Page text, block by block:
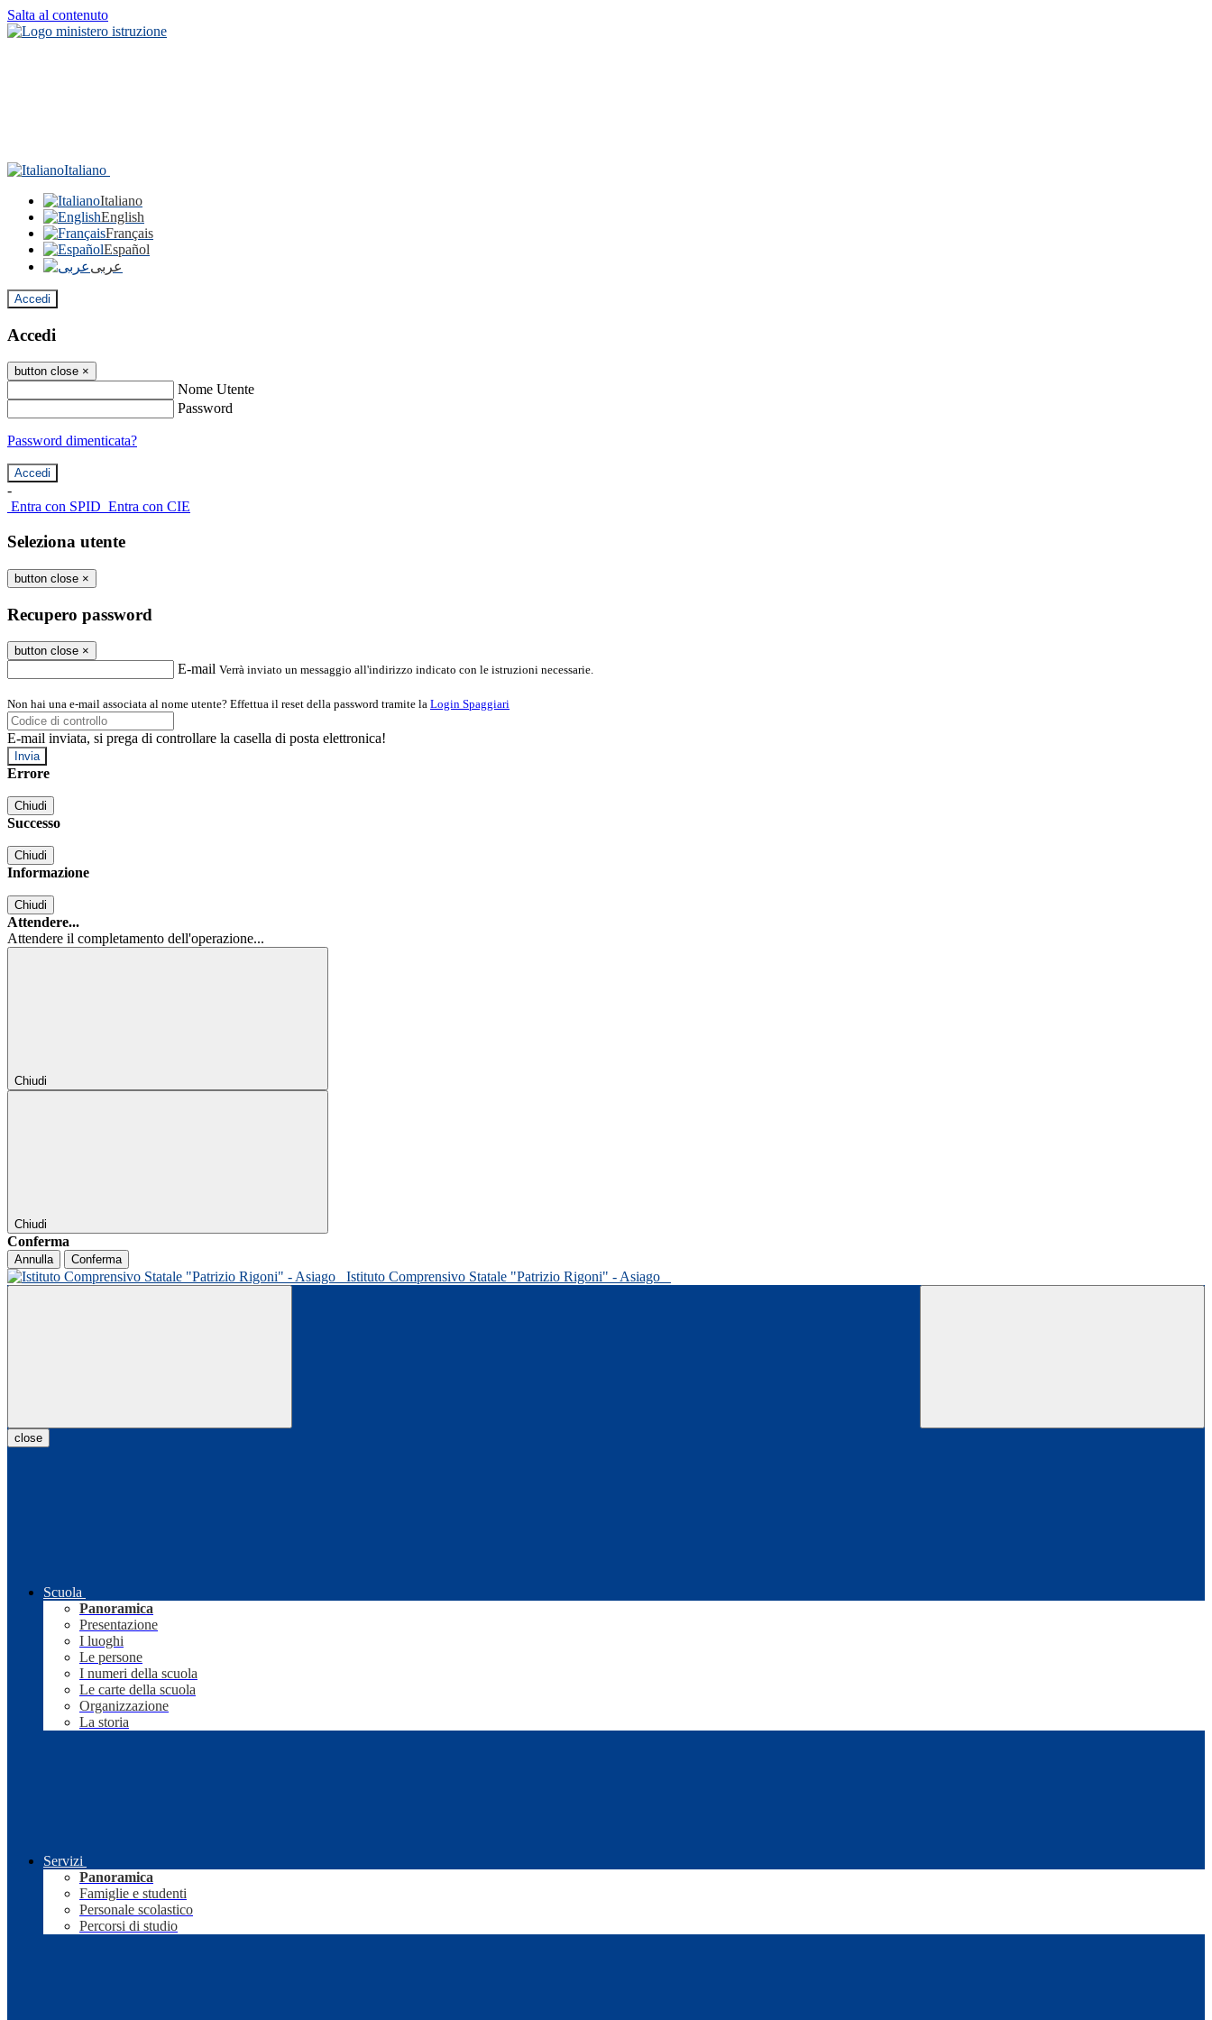
Salta al contenuto
Italiano
Italiano
English
Français
Español
عربى
Accedi
Accedi
button close ×
Nome Utente
Password
Password dimenticata?
-
Entra con SPID Entra con CIE
Seleziona utente
button close ×
Recupero password
button close ×
E-mail Verrà inviato un messaggio all'indirizzo indicato con le istruzioni necessarie.
Non hai una e-mail associata al nome utente? Effettua il reset della password tramite la Login Spaggiari
E-mail inviata, si prega di controllare la casella di posta elettronica!
Errore
Chiudi
Successo
Chiudi
Informazione
Chiudi
Attendere...
Attendere il completamento dell'operazione...
Chiudi
Chiudi
Conferma
Annulla Conferma
Istituto Comprensivo Statale "Patrizio Rigoni" - Asiago
close
Scuola
Panoramica
Presentazione
I luoghi
Le persone
I numeri della scuola
Le carte della scuola
Organizzazione
La storia
Servizi
Panoramica
Famiglie e studenti
Personale scolastico
Percorsi di studio